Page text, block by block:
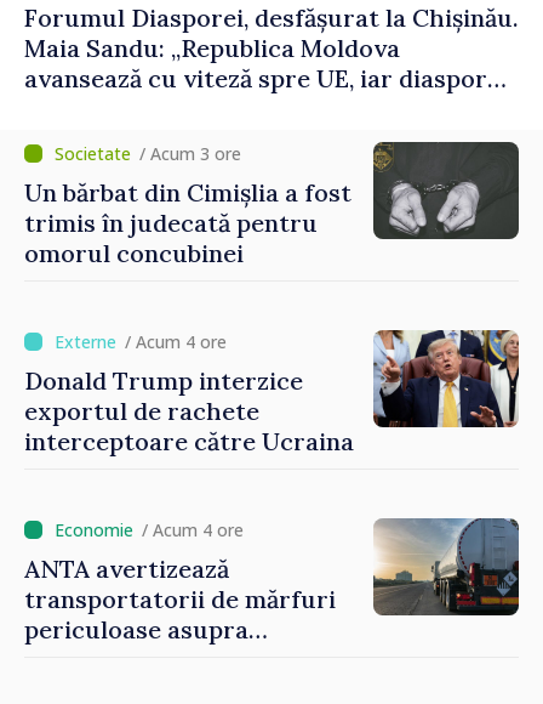
Forumul Diasporei, desfășurat la Chișinău.
Maia Sandu: „Republica Moldova
avansează cu viteză spre UE, iar diaspora
promovarea și susținerea acestui
parcurs”
/ Acum 3 ore
Un bărbat din Cimișlia a fost
trimis în judecată pentru
omorul concubinei
/ Acum 4 ore
Donald Trump interzice
exportul de rachete
interceptoare către Ucraina
/ Acum 4 ore
ANTA avertizează
transportatorii de mărfuri
periculoase asupra